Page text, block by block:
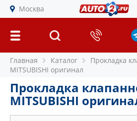
Москва
Главная Каталог
Прокладка
MITSUBISHI оригинал
Прокладка
MITSUBISHI